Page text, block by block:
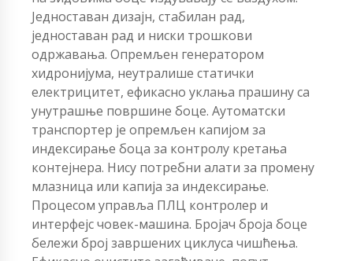
Једноставан дизајн, стабилан рад,
једноставан рад и ниски трошкови
одржавања. Опремљен генератором
хидронијума, неутралише статички
електрицитет, ефикасно уклања прашину са
унутрашње површине боце. Аутоматски
транспортер је опремљен капијом за
индексирање боца за контролу кретања
контејнера. Нису потребни алати за промену
млазница или капија за индексирање.
Процесом управља ПЛЦ контролер и
интерфејс човек-машина. Бројач броја боце
бележи број завршених циклуса чишћења.